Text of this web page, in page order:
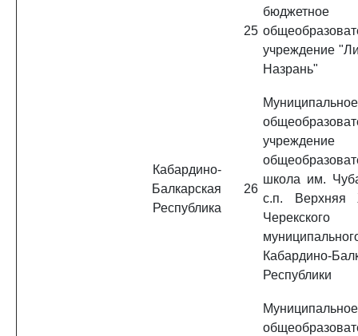
25
бюджетное
учреждение
Назрань"
Кабардино-
Балкарская
Республика
26
учреждение
школа им.
с.п. Верхняя
Черекского
Кабардино-
Республики